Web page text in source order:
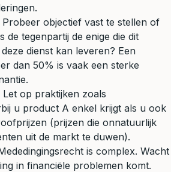
Probeer objectief vast te stellen of
de tegenpartij de enige die dit
dienst kan leveren? Een
dan 50% is vaak een sterke
Let op praktijken zoals
u product A enkel krijgt als u ook
(prijzen die onnatuurlijk
uit de markt te duwen).
is complex. Wacht
in financiële problemen komt.